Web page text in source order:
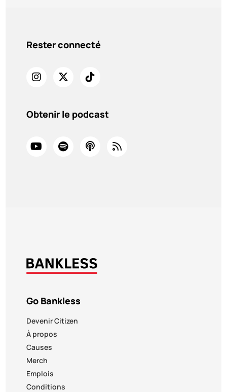
Rester connecté
Obtenir le podcast
Go Bankless
Devenir Citizen
À propos
Causes
Merch
Emplois
Conditions